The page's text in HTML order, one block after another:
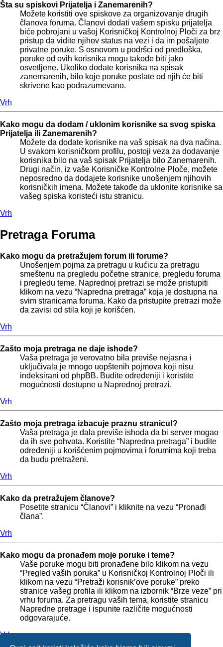
Šta su spiskovi Prijatelja i Zanemarenih?
Možete koristiti ove spiskove za organizovanje drugih
članova foruma. Članovi dodati vašem spisku prijatelja
biće pobrojani u vašoj Korisničkoj Kontrolnoj Ploči za brz
pristup da vidite njihov status na vezi i da im pošaljete
privatne poruke. S osnovom u podršci od predloška,
poruke od ovih korisnika mogu takođe biti jako
osvetljene. Ukoliko dodate korisnika na spisak
zanemarenih, bilo koje poruke poslate od njih će biti
skrivene kao podrazumevano.
Vrh
Kako mogu da dodam / uklonim korisnike sa svog spiska
Prijatelja ili Zanemarenih?
Možete da dodate korisnike na vaš spisak na dva načina.
U svakom korisničkom profilu, postoji veza za dodavanje
korisnika bilo na vaš spisak Prijatelja bilo Zanemarenih.
Drugi način, iz vaše Korisničke Kontrolne Ploče, možete
neposredno da dodajete korisnike unošenjem njihovih
korisničkih imena. Možete takođe da uklonite korisnike sa
vašeg spiska koristeći istu stranicu.
Vrh
Pretraga Foruma
Kako mogu da pretražujem forum ili forume?
Unošenjem pojma za pretragu u kućicu za pretragu
smeštenu na pregledu početne stranice, pregledu foruma
i pregledu teme. Naprednoj pretrazi se može pristupiti
klikom na vezu “Napredna pretraga” koja je dostupna na
svim stranicama foruma. Kako da pristupite pretrazi može
da zavisi od stila koji je korišćen.
Vrh
Zašto moja pretraga ne daje ishode?
Vaša pretraga je verovatno bila previše nejasna i
uključivala je mnogo uopštenih pojmova koji nisu
indeksirani od phpBB. Budite određeniji i koristite
mogućnosti dostupne u Naprednoj pretrazi.
Vrh
Zašto moja pretraga izbacuje praznu stranicu!?
Vaša pretraga je dala previše ishoda da bi server mogao
da ih sve pohvata. Koristite “Napredna pretraga” i budite
određeniji u korišćenim pojmovima i forumima koji treba
da budu pretraženi.
Vrh
Kako da pretražujem članove?
Posetite stranicu “Članovi” i kliknite na vezu “Pronađi
člana”.
Vrh
Kako mogu da pronađem moje poruke i teme?
Vaše poruke mogu biti pronađene bilo klikom na vezu
“Pregled vaših poruka” u Korisničkoj Kontrolnoj Ploči ili
klikom na vezu “Pretraži korisnik’ove poruke” preko
stranice vašeg profila ili klikom na izbornik “Brze veze” pri
vrhu foruma. Za pretragu vaših tema, koristite stranicu
Napredne pretrage i ispunite različite mogućnosti
odgovarajuće.
Vrh